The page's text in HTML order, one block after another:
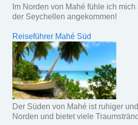
Im Norden von Mahé fühle ich
der Seychellen angekommen!
Reiseführer Mahé Süd
Der Süden von Mahé ist ruhiger
Norden und bietet viele